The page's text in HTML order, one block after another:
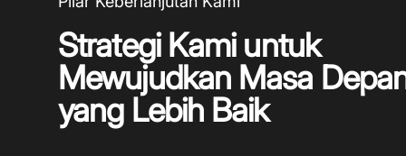
Strategi Kami untuk
Mewujudkan Masa
yang Lebih Baik